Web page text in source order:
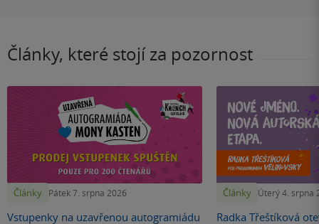
Články, které stojí za pozornost
Články Pátek 7. srpna 2026
Vstupenky na uzavřenou autogramiádu
Články Úterý 4. srpna
Radka Třeštíková